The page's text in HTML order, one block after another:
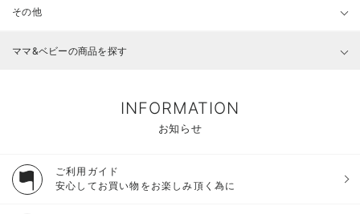
その他
ママ&ベビーの商品を探す
INFORMATION
お知らせ
ご利用ガイド
安心してお買い物をお楽しみ頂く為に